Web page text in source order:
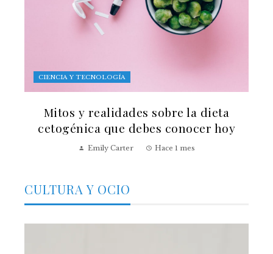
CIENCIA Y TECNOLOGÍA
Mitos y realidades sobre la dieta
cetogénica que debes conocer hoy
Emily Carter Hace 1 mes
CULTURA Y OCIO